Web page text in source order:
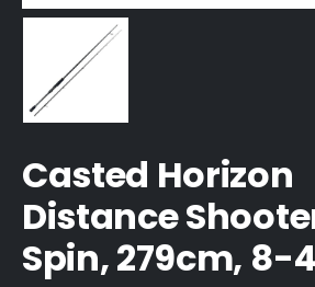
Casted Horizon
Distance
Spin, 279cm, 8-